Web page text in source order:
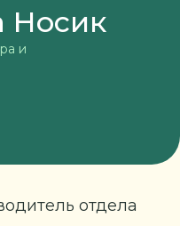
Носик
и
отдела